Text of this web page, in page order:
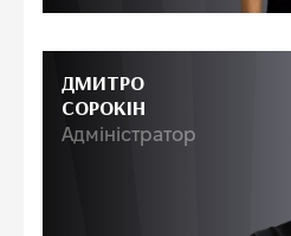
ДМИТРО
СОРОКІН
Адміністратор